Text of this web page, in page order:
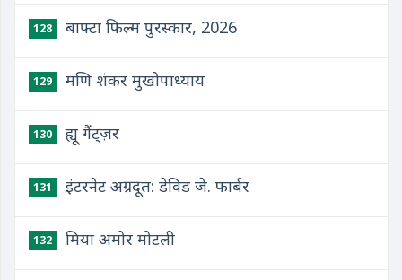
128 बाफ्टा फिल्म पुरस्कार, 2026
129 मणि शंकर मुखोपाध्याय
130 ह्यू गैंट्ज़र
131 इंटरनेट अग्रदूत: डेविड जे. फार्बर
132 मिया अमोर मोटली